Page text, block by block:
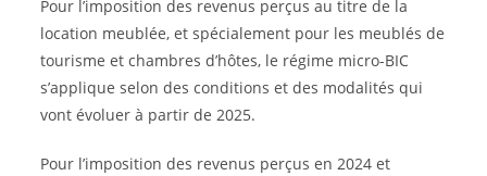
Pour l’imposition des revenus perçus au titre de la
location meublée, et spécialement pour les meublés de
tourisme et chambres d’hôtes, le régime micro-BIC
s’applique selon des conditions et des modalités qui
vont évoluer à partir de 2025.
Pour l’imposition des revenus perçus en 2024 et